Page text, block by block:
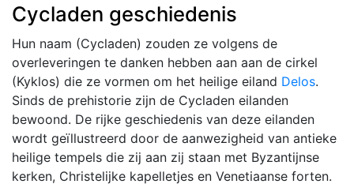
Cycladen geschiedenis
Hun naam (Cycladen) zouden ze volgens de
overleveringen te danken hebben aan aan de cirkel
(Kyklos) die ze vormen om het heilige eiland Delos.
Sinds de prehistorie zijn de Cycladen eilanden
bewoond. De rijke geschiedenis van deze eilanden
wordt geïllustreerd door de aanwezigheid van antieke
heilige tempels die zij aan zij staan met Byzantijnse
kerken, Christelijke kapelletjes en Venetiaanse forten.